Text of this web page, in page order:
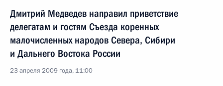
Дмитрий Медведев направил приветствие
делегатам и гостям Съезда коренных
малочисленных народов Севера, Сибири
и Дальнего Востока России
23 апреля 2009 года, 11:00